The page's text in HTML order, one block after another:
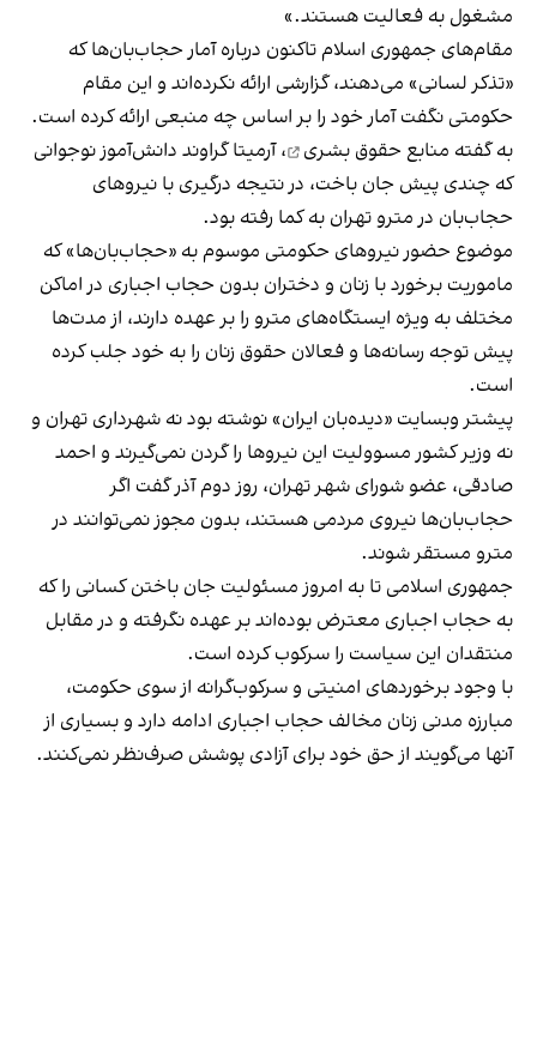
مشغول به فعالیت هستند.»
مقام‌های جمهوری اسلام تاکنون درباره آمار حجاب‌بان‌ها که
«تذکر لسانی» می‌دهند، گزارشی ارائه نکرده‌اند و این مقام
حکومتی نگفت آمار خود را بر اساس چه منبعی ارائه کرده است.
به گفته منابع حقوق بشری
، آرمیتا گراوند دانش‌آموز نوجوانی
که چندی پیش جان باخت، در نتیجه درگیری با نیروهای
حجاب‌بان در مترو تهران به کما رفته بود.
موضوع حضور نیروهای حکومتی موسوم به «حجاب‌بان‌ها» که
ماموریت برخورد با زنان و دختران بدون حجاب اجباری در اماکن
مختلف به ویژه ایستگاه‌های مترو را بر عهده دارند، از مدت‌ها
پیش توجه رسانه‌ها و فعالان حقوق زنان را به خود جلب کرده
است.
پیشتر وبسایت «دیده‌بان ایران» نوشته بود نه شهرداری تهران و
نه وزیر کشور مسوولیت این نیروها را گردن نمی‌گیرند و احمد
صادقی، عضو شورای شهر تهران، روز دوم آذر گفت اگر
حجاب‌بان‌ها نیروی مردمی هستند، بدون مجوز نمی‌توانند در
مترو مستقر شوند.
جمهوری اسلامی تا به امروز مسئولیت جان باختن کسانی را که
به حجاب اجباری معترض بوده‌اند بر عهده نگرفته و در مقابل
منتقدان این سیاست را سرکوب کرده است.
با وجود برخوردهای امنیتی و سرکوب‌گرانه از سوی حکومت،
مبارزه مدنی زنان مخالف حجاب اجباری ادامه دارد و بسیاری از
آنها می‌گویند از حق خود برای آزادی پوشش صرف‌نظر نمی‌کنند.